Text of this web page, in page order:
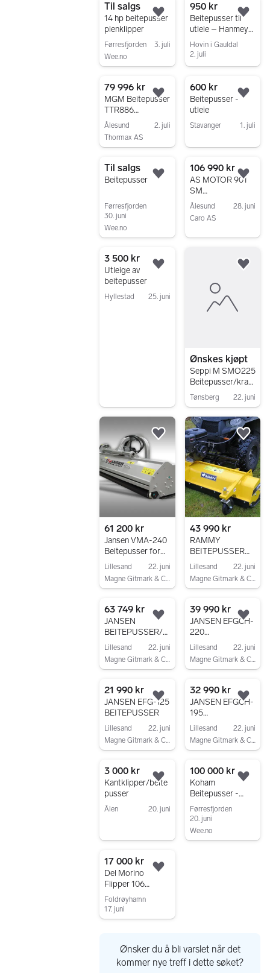
Til salgs
14 hp beitepusser
plenklipper
Førresfjorden
3. juli
Wee.no
Legg til som favoritt.
950 kr
Beitepusser til
utleie – Hanmey
AT120 med B&S
motor
Hovin i Gauldal
2. juli
Gå til annonsen
79 996 kr
MGM Beitepusser
TTR886
Tvillinghjul.
Ålesund
2. juli
Thormax AS
Legg til som favoritt.
600 kr
Beitepusser -
utleie
Stavanger 1. juli
Til salgs
Beitepusser
Førresfjorden
30. juni
Wee.no
Legg til som favoritt.
106 990 kr
AS MOTOR 901
SM
BEITEPUSSER/S
WWW.CARO.NO
Ålesund
28. juni
Caro AS
Gå til annonsen
3 500 kr
Utleige av
beitepusser
Hyllestad 25. juni
Legg til som favoritt.
Ønskes kjøpt
Seppi M SMO225
Beitepusser/kratt
knuser eller
tilsvarende
ønskes kjøpt
Tønsberg 22. juni
61 200 kr
Jansen VMA-240
Beitepusser for
traktor
Lillesand
22. juni
Magne Gitmark & CO AS
Legg til som favoritt.
43 990 kr
RAMMY
BEITEPUSSER
120CM ATV
Lillesand
22. juni
Magne Gitmark & CO AS
63 749 kr
JANSEN
BEITEPUSSER/K
ANTKLIPPER
Lillesand
22. juni
Magne Gitmark & CO AS
Legg til som favoritt.
39 990 kr
JANSEN EFGCH-
220
BEITEPUSSER
SIDEFORSKYVNI
Lillesand
22. juni
Magne Gitmark & CO AS
21 990 kr
JANSEN EFG-125
BEITEPUSSER
Lillesand
22. juni
Magne Gitmark & CO AS
Legg til som favoritt.
32 990 kr
JANSEN EFGCH-
195
BEITEPUSSER
SIDEFORSKYVNI
Lillesand
22. juni
Magne Gitmark & CO AS
3 000 kr
Kantklipper/beite
pusser
Ålen 20. juni
Legg til som favoritt.
100 000 kr
Koham
Beitepusser -
Krattknuser 16 hp
Førresfjorden
20. juni
Wee.no
17 000 kr
Del Morino
Flipper 106
beitepusser
Foldrøyhamn
17. juni
Ønsker du å bli varslet når det
kommer nye treff i dette søket?